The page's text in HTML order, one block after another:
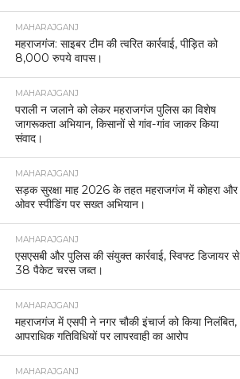
MAHARAJGANJ
महराजगंज: साइबर टीम की त्वरित कार्रवाई, पीड़ित को
8,000 रुपये वापस।
MAHARAJGANJ
पराली न जलाने को लेकर महराजगंज पुलिस का विशेष
जागरूकता अभियान, किसानों से गांव-गांव जाकर किया
संवाद।
MAHARAJGANJ
सड़क सुरक्षा माह 2026 के तहत महराजगंज में कोहरा और
ओवर स्पीडिंग पर सख्त अभियान।
MAHARAJGANJ
एसएसबी और पुलिस की संयुक्त कार्रवाई, स्विफ्ट डिजायर से
38 पैकेट चरस जब्त।
MAHARAJGANJ
महराजगंज में एसपी ने नगर चौकी इंचार्ज को किया निलंबित,
आपराधिक गतिविधियों पर लापरवाही का आरोप
MAHARAJGANJ